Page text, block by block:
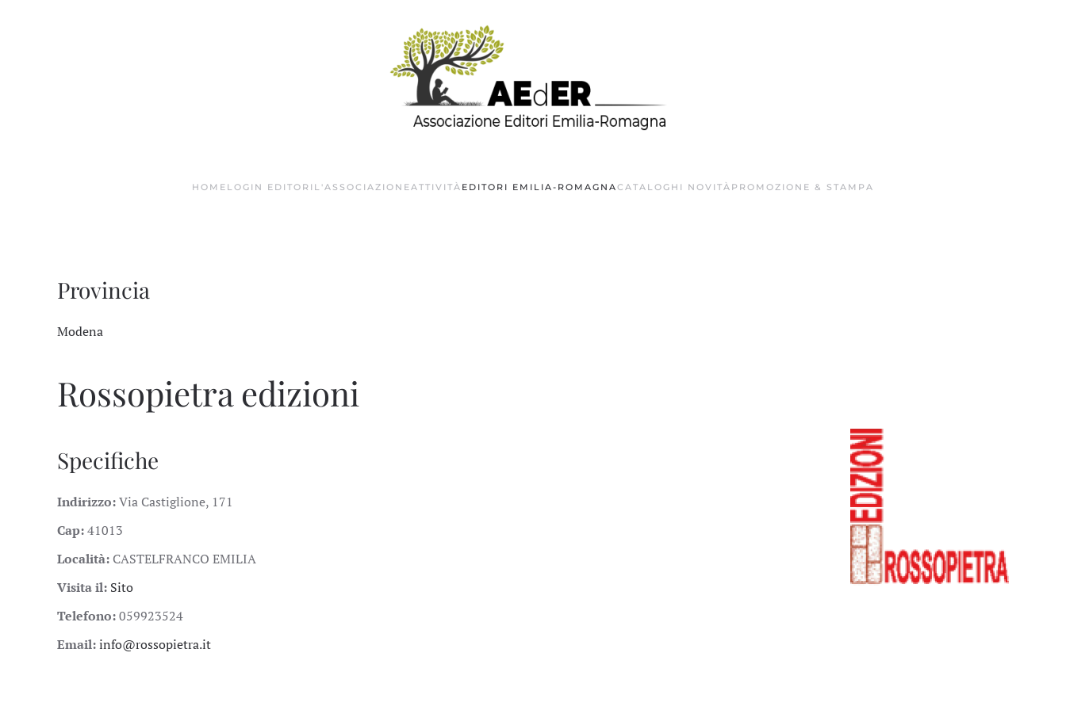
HOME LOGIN EDITORI L'ASSOCIAZIONEATTIVITÀ EDITORI EMILIA-ROMAGNACATALOGHI NOVITÀ PROMOZIONE & STAMPA
Provincia
Modena
Rossopietra edizioni
Specifiche
Indirizzo:Via Castiglione, 171
Cap:41013
Località: CASTELFRANCO EMILIA
Visita il: Sito
Telefono:059923524
Email:info@rossopietra.it